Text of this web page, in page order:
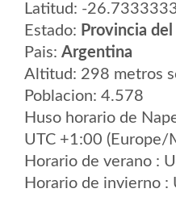
Latitud: -
Estado: Provincia del
Pais: Argentina
Altitud: 298 metros
Poblacion: 4.578
Huso horario de
UTC +1:00 (Europe/
Horario de verano :
Horario de invierno :